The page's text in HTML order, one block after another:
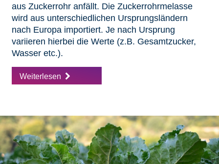
aus Zuckerrohr anfällt. Die Zuckerrohrmelasse
wird aus unterschiedlichen Ursprungsländern
nach Europa importiert. Je nach Ursprung
variieren hierbei die Werte (z.B. Gesamtzucker,
Wasser etc.).
Weiterlesen